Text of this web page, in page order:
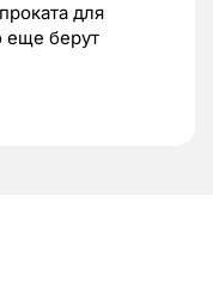
для
еще берут